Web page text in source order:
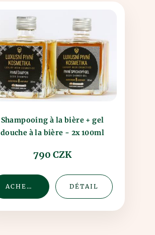
Shampooing à la bière + gel
douche à la bière - 2x 100ml
790 CZK
ACHETER DÉTAIL